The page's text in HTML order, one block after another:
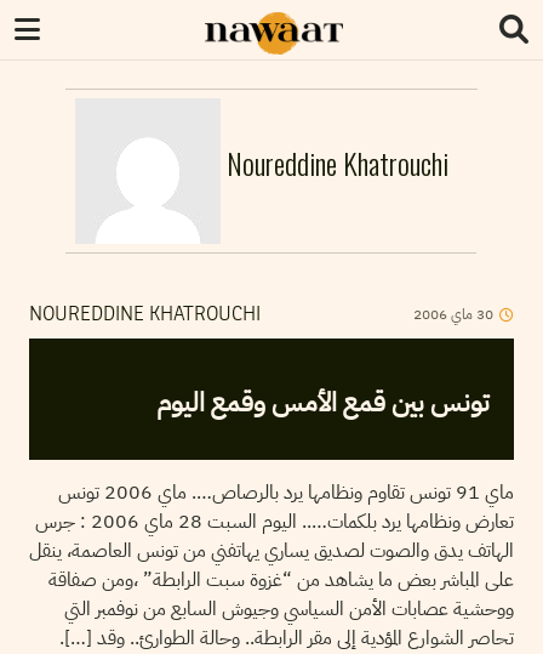
Noureddine Khatrouchi
NOUREDDINE KHATROUCHI 30 ماي2006
تونس بين قمع الأمس وقمع اليوم
ماي 91 تونس تقاوم ونظامها يرد بالرصاص…. ماي 2006 تونس
تعارض ونظامها يرد بلكمات….. اليوم السبت 28 ماي 2006 : جرس
الهاتف يدق والصوت لصديق يساري يهاتفني من تونس العاصمة، ينقل
على المباشر بعض ما يشاهد من “غزوة سبت الرابطة” ،ومن صفاقة
ووحشية عصابات الأمن السياسي وجيوش السابع من نوفمبر التي
تحاصر الشوارع المؤدية إلى مقر الرابطة.. وحالة الطوارئ.. وقد […].